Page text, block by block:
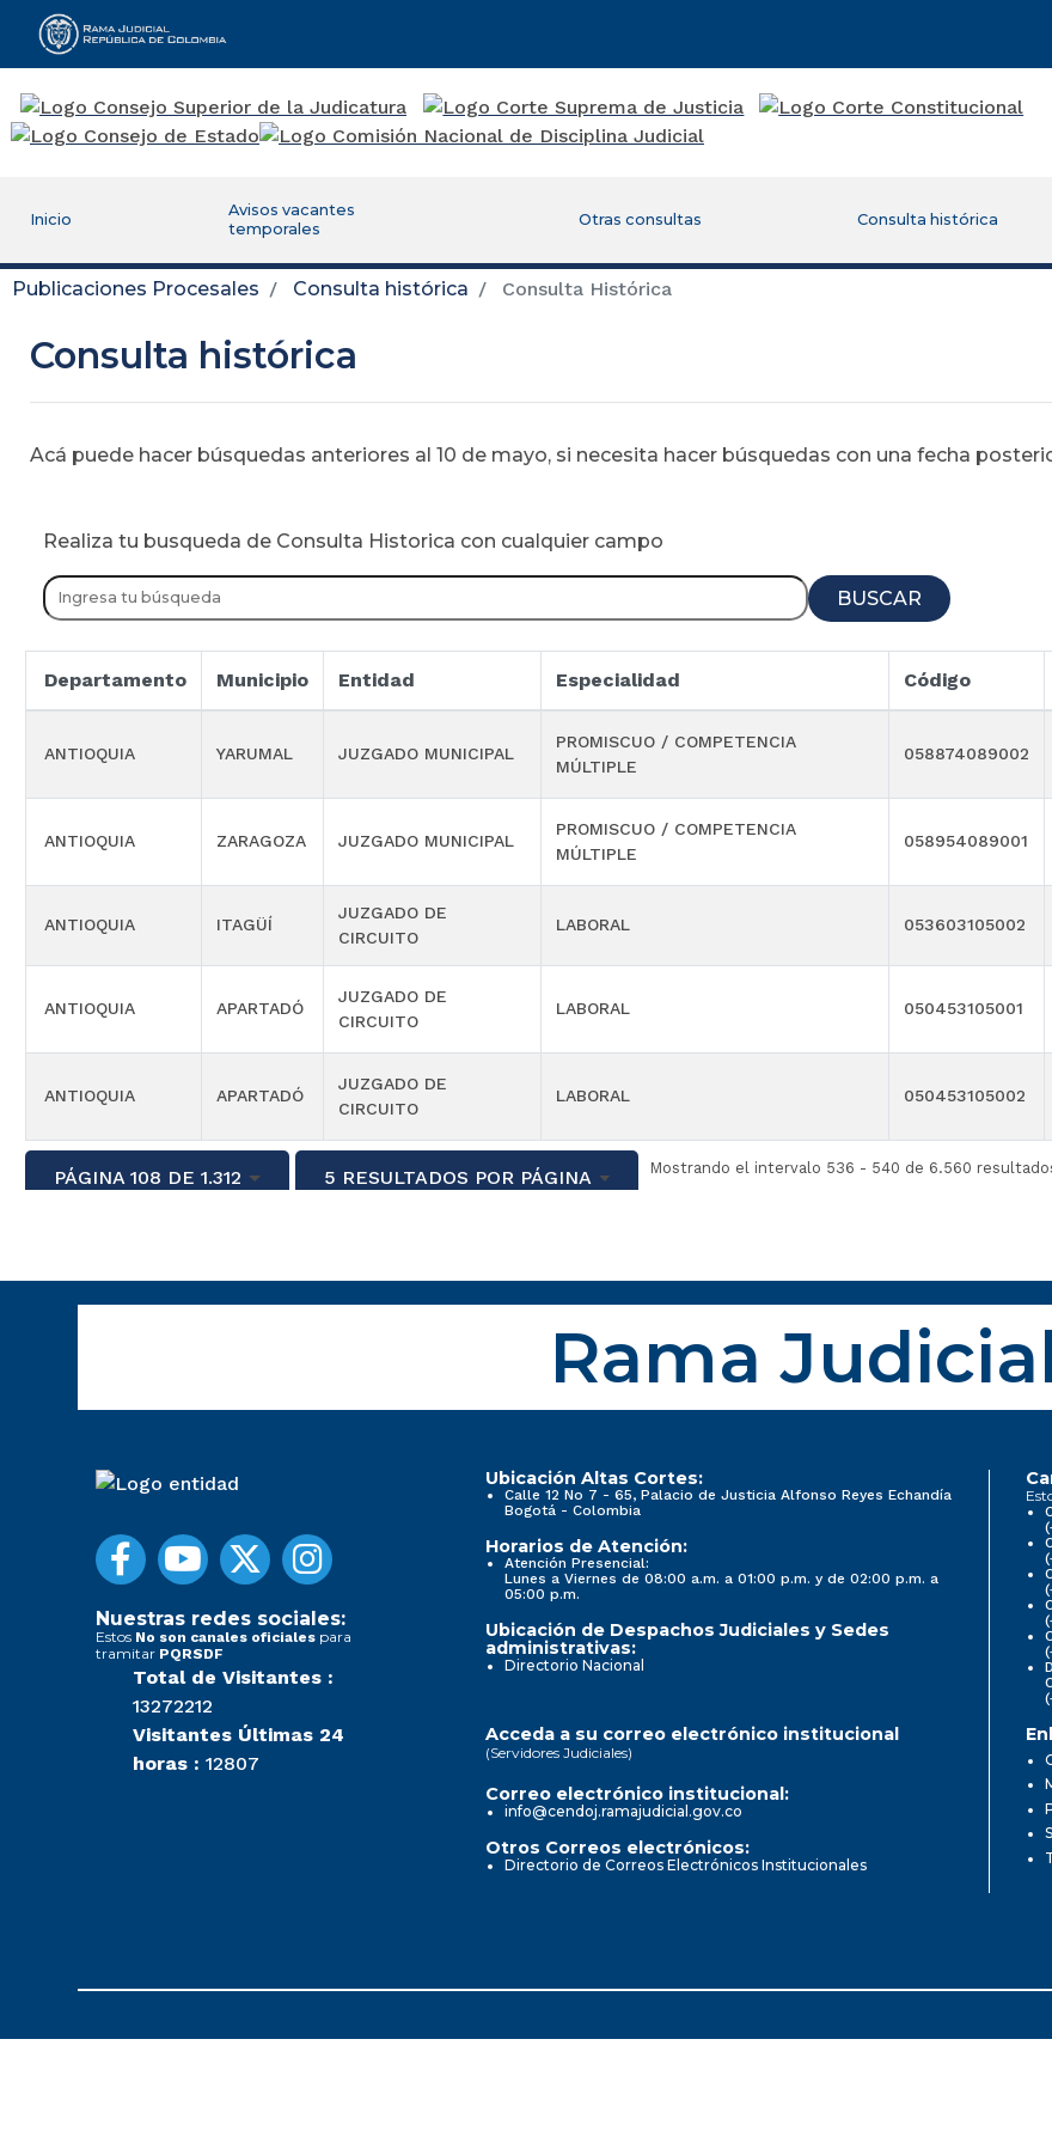
Rama Judicial
Inicio
Avisos vacantes
temporales
Otras consultas Consulta histórica
Publicaciones Procesales Consulta histórica Consulta Histórica
Consulta histórica
Acá puede hacer búsquedas anteriores al 10 de mayo, si necesita hacer búsquedas con una fecha
Realiza tu busqueda de Consulta Historica con cualquier campo
BUSCAR
Departamento Municipio Entidad Especialidad Código
ANTIOQUIA YARUMAL JUZGADO MUNICIPAL
PROMISCUO / COMPETENCIA
MÚLTIPLE
058874089002
ANTIOQUIA ZARAGOZA JUZGADO MUNICIPAL
PROMISCUO / COMPETENCIA
MÚLTIPLE
058954089001
ANTIOQUIA ITAGÜÍ
JUZGADO DE
CIRCUITO
LABORAL 053603105002
ANTIOQUIA APARTADÓ
JUZGADO DE
CIRCUITO
LABORAL 050453105001
ANTIOQUIA APARTADÓ
JUZGADO DE
CIRCUITO
LABORAL 050453105002
PÁGINA 108 DE 1.312 5 RESULTADOS POR PÁGINA Mostrando el intervalo 536 - 540 de 6.560
Rama
Nuestras redes sociales:
Estos No son canales oficiales para
tramitar PQRSDF
Total de Visitantes :
13272212
Visitantes Últimas 24
horas : 12807
Ubicación Altas Cortes:
Calle 12 No 7 - 65, Palacio de Justicia Alfonso Reyes Echandía
Bogotá - Colombia
Horarios de Atención:
Atención Presencial:
Lunes a Viernes de 08:00 a.m. a 01:00 p.m. y de 02:00 p.m. a
05:00 p.m.
Ubicación de Despachos Judiciales y Sedes
administrativas:
Directorio Nacional
Acceda a su correo electrónico institucional
(Servidores Judiciales)
Correo electrónico institucional:
info@cendoj.ramajudicial.gov.co
Otros Correos electrónicos:
Directorio de Correos Electrónicos Institucionales